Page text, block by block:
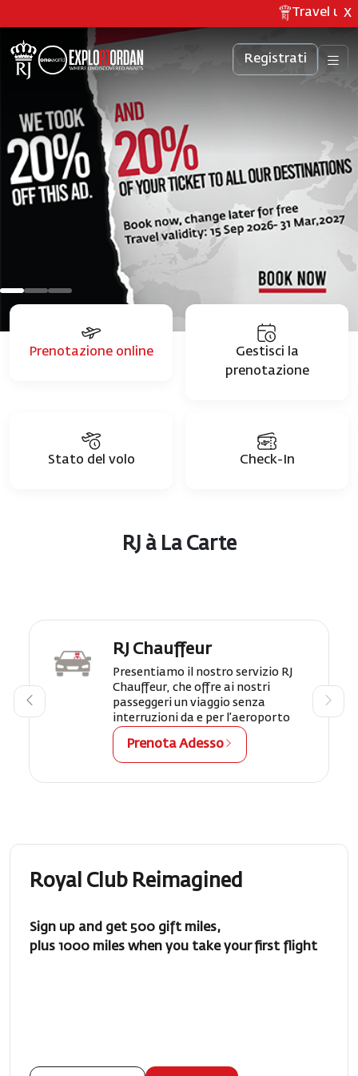
Travel X
Registrati
Prenotazione online
Gestisci la
prenotazione
Stato del volo Check-In
RJ à La Carte
RJ Chauffeur
Presentiamo il nostro servizio RJ
Chauffeur, che offre ai nostri
passeggeri un viaggio senza
interruzioni da e per l’aeroporto
Prenota Adesso
Royal Club Reimagined
Sign up and get 500 gift miles,
plus 1000 miles when you take your first flight